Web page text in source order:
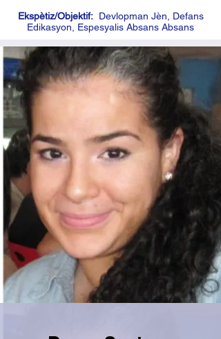
Ekspètiz/Objektif: Devlopman Jèn, Defans
Edikasyon, Espesyalis Absans Absans